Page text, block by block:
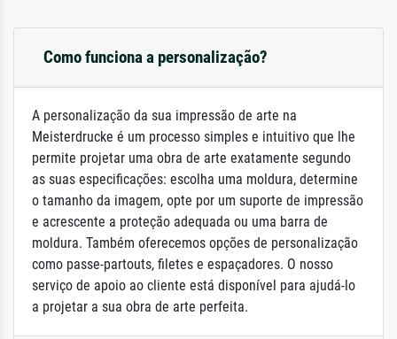
Como funciona a personalização?
A personalização da sua impressão de arte na
Meisterdrucke é um processo simples e intuitivo que lhe
permite projetar uma obra de arte exatamente segundo
as suas especificações: escolha uma moldura, determine
o tamanho da imagem, opte por um suporte de impressão
e acrescente a proteção adequada ou uma barra de
moldura. Também oferecemos opções de personalização
como passe-partouts, filetes e espaçadores. O nosso
serviço de apoio ao cliente está disponível para ajudá-lo
a projetar a sua obra de arte perfeita.